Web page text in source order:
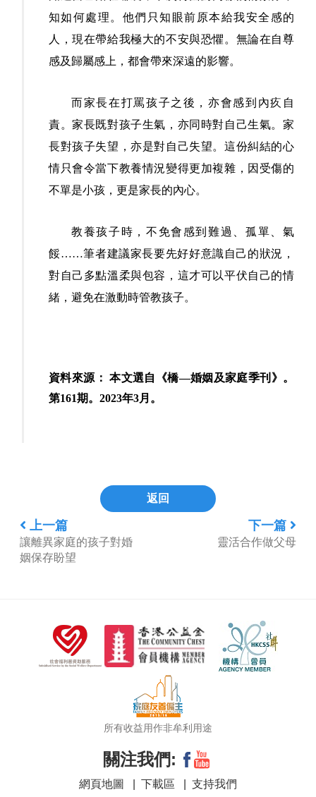
知如何處理。他們只知眼前原本給我安全感的
人，現在帶給我極大的不安與恐懼。無論在自尊
感及歸屬感上，都會帶來深遠的影響。
而家長在打罵孩子之後，亦會感到內疚自
責。家長既對孩子生氣，亦同時對自己生氣。家
長對孩子失望，亦是對自己失望。這份糾結的心
情只會令當下教養情況變得更加複雜，因受傷的
不單是小孩，更是家長的內心。
教養孩子時，不免會感到難過、孤單、氣
餒……筆者建議家長要先好好意識自己的狀況，
對自己多點溫柔與包容，這才可以平伏自己的情
緒，避免在激動時管教孩子。
資料來源： 本文選自《橋—婚姻及家庭季刊》。
第161期。2023年3月。
上一篇
讓離異家庭的孩子對婚
姻保存盼望
返回
下一篇
靈活合作做父母
所有收益用作非牟利用途
關注我們:
網頁地圖 下載區 支持我們